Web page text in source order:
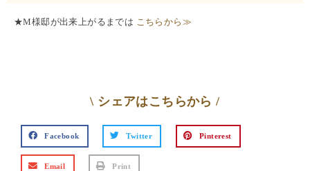
★M様邸が出来上がるまでは こちらから≫
\ シェアはこちらから /
Facebook Twitter Pinterest
Email Print